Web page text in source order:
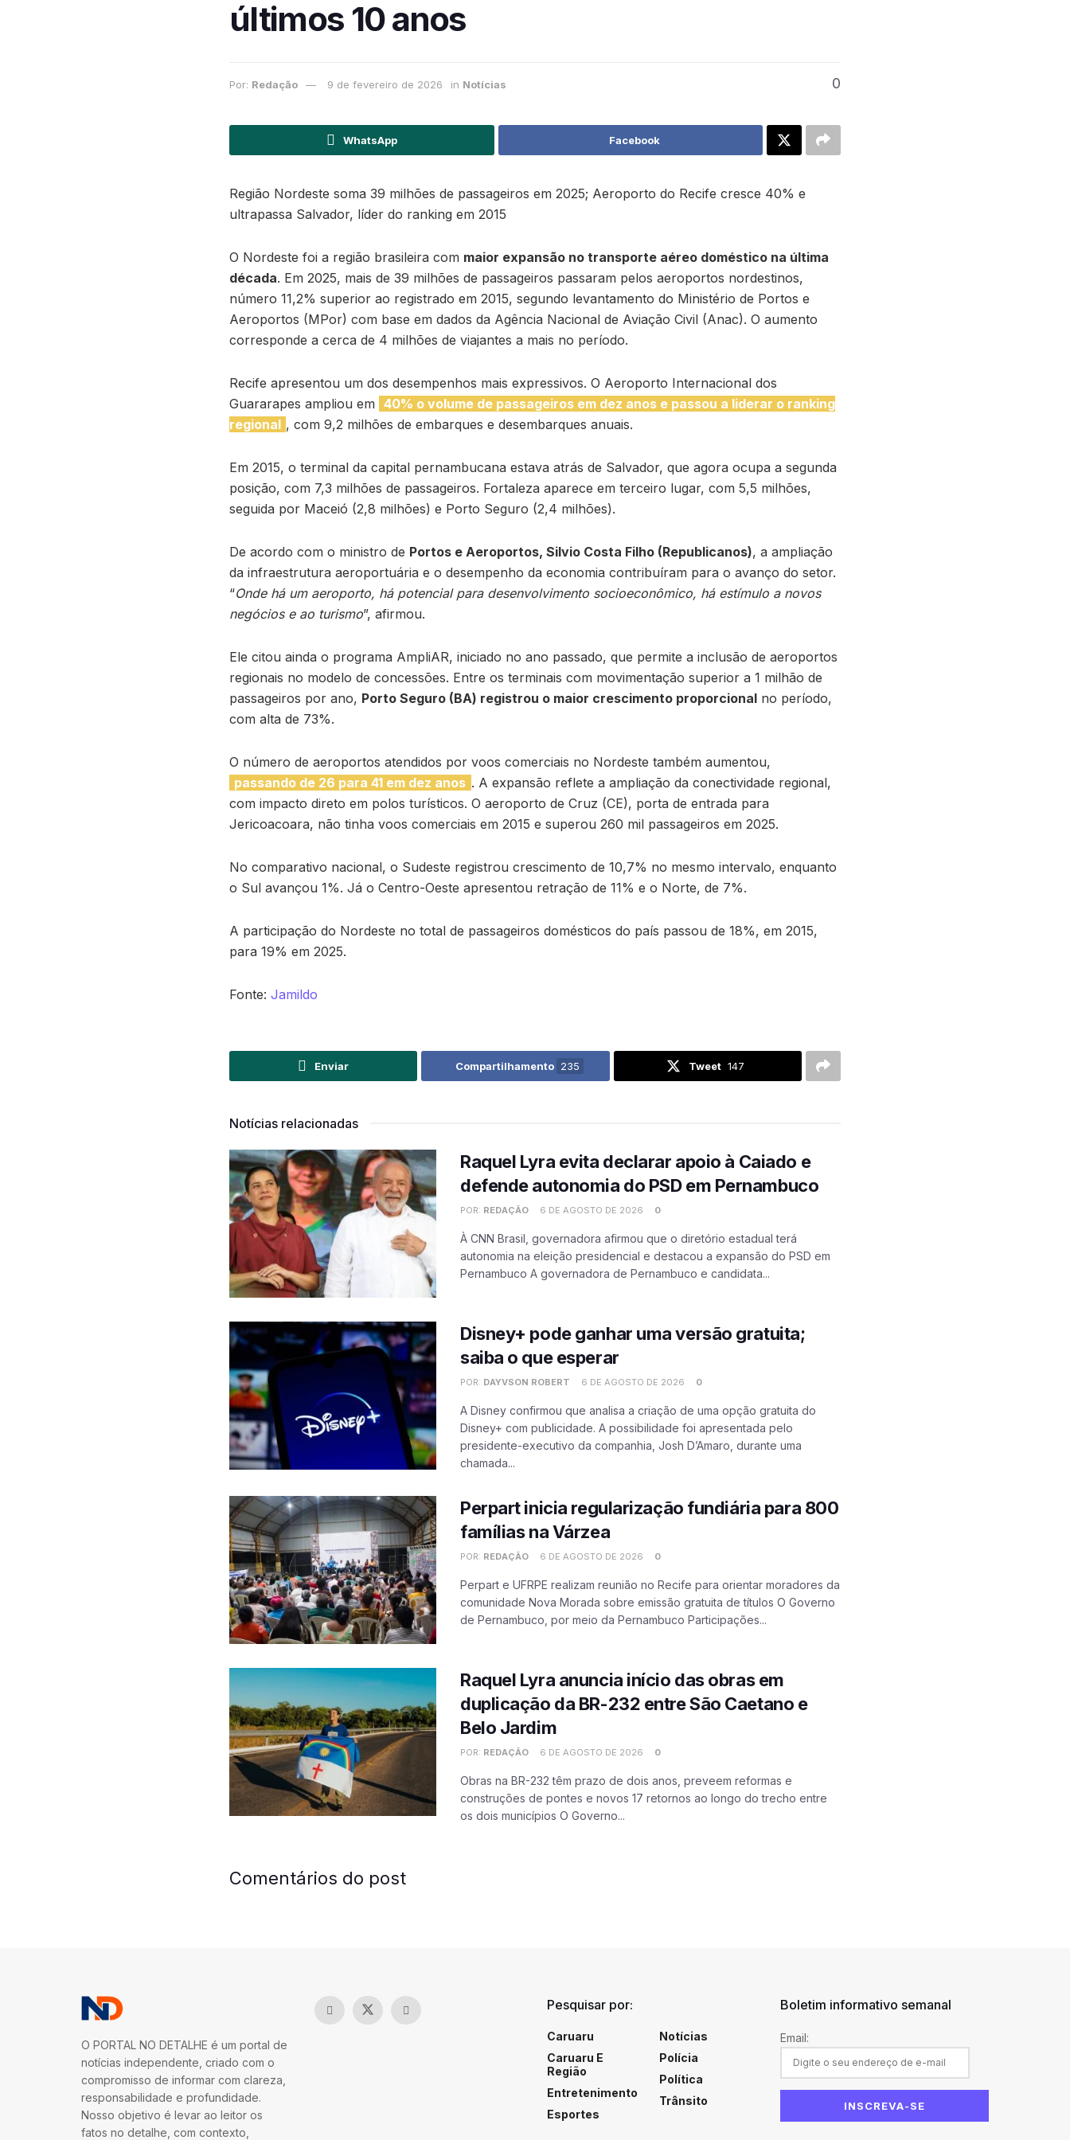
últimos 10 anos
Por: Redação 9 de fevereiro de 2026 in Notícias 0
WhatsApp Facebook
Região Nordeste soma 39 milhões de passageiros em 2025; Aeroporto do Recife cresce 40% e
ultrapassa Salvador, líder do ranking em 2015
O Nordeste foi a região brasileira com maior expansão no transporte aéreo doméstico na última
década. Em 2025, mais de 39 milhões de passageiros passaram pelos aeroportos nordestinos,
número 11,2% superior ao registrado em 2015, segundo levantamento do Ministério de Portos e
Aeroportos (MPor) com base em dados da Agência Nacional de Aviação Civil (Anac). O aumento
corresponde a cerca de 4 milhões de viajantes a mais no período.
Recife apresentou um dos desempenhos mais expressivos. O Aeroporto Internacional dos
Guararapes ampliou em
40% o volume de passageiros em dez anos e passou a liderar o ranking
regional , com 9,2 milhões de embarques e desembarques anuais.
Em 2015, o terminal da capital pernambucana estava atrás de Salvador, que agora ocupa a segunda
posição, com 7,3 milhões de passageiros. Fortaleza aparece em terceiro lugar, com 5,5 milhões,
seguida por Maceió (2,8 milhões) e Porto Seguro (2,4 milhões).
De acordo com o ministro de Portos e Aeroportos, Silvio Costa Filho (Republicanos), a ampliação
da infraestrutura aeroportuária e o desempenho da economia contribuíram para o avanço do setor.
“Onde há um aeroporto, há potencial para desenvolvimento socioeconômico, há estímulo a novos
negócios e ao turismo”, afirmou.
Ele citou ainda o programa AmpliAR, iniciado no ano passado, que permite a inclusão de aeroportos
regionais no modelo de concessões. Entre os terminais com movimentação superior a 1 milhão de
passageiros por ano, Porto Seguro (BA) registrou o maior crescimento proporcional no período,
com alta de 73%.
O número de aeroportos atendidos por voos comerciais no Nordeste também aumentou,
passando de 26 para 41 em dez anos . A expansão reflete a ampliação da conectividade regional,
com impacto direto em polos turísticos. O aeroporto de Cruz (CE), porta de entrada para
Jericoacoara, não tinha voos comerciais em 2015 e superou 260 mil passageiros em 2025.
No comparativo nacional, o Sudeste registrou crescimento de 10,7% no mesmo intervalo, enquanto
o Sul avançou 1%. Já o Centro-Oeste apresentou retração de 11% e o Norte, de 7%.
A participação do Nordeste no total de passageiros domésticos do país passou de 18%, em 2015,
para 19% em 2025.
Fonte: Jamildo
Enviar Compartilhamento 235 Tweet 147
Notícias relacionadas
Raquel Lyra evita declarar apoio à Caiado e
defende autonomia do PSD em Pernambuco
POR: REDAÇÃO 6 DE AGOSTO DE 2026 0
À CNN Brasil, governadora afirmou que o diretório estadual terá
autonomia na eleição presidencial e destacou a expansão do PSD em
Pernambuco A governadora de Pernambuco e candidata...
Disney+ pode ganhar uma versão gratuita;
saiba o que esperar
POR: DAYVSON ROBERT 6 DE AGOSTO DE 2026 0
A Disney confirmou que analisa a criação de uma opção gratuita do
Disney+ com publicidade. A possibilidade foi apresentada pelo
presidente-executivo da companhia, Josh D’Amaro, durante uma
chamada...
Perpart inicia regularização fundiária para 800
famílias na Várzea
POR: REDAÇÃO 6 DE AGOSTO DE 2026 0
Perpart e UFRPE realizam reunião no Recife para orientar moradores da
comunidade Nova Morada sobre emissão gratuita de títulos O Governo
de Pernambuco, por meio da Pernambuco Participações...
Raquel Lyra anuncia início das obras em
duplicação da BR-232 entre São Caetano e
Belo Jardim
POR: REDAÇÃO 6 DE AGOSTO DE 2026 0
Obras na BR-232 têm prazo de dois anos, preveem reformas e
construções de pontes e novos 17 retornos ao longo do trecho entre
os dois municípios O Governo...
Comentários do post
O PORTAL NO DETALHE é um portal de
notícias independente, criado com o
compromisso de informar com clareza,
responsabilidade e profundidade.
Nosso objetivo é levar ao leitor os
fatos no detalhe, com contexto,
Pesquisar por:
Caruaru
Caruaru E
Região
Entretenimento
Esportes
Notícias
Polícia
Política
Trânsito
Boletim informativo semanal
Email: